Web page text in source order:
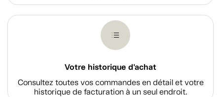
Votre historique d'achat
Consultez toutes vos commandes en détail et votre
historique de facturation à un seul endroit.